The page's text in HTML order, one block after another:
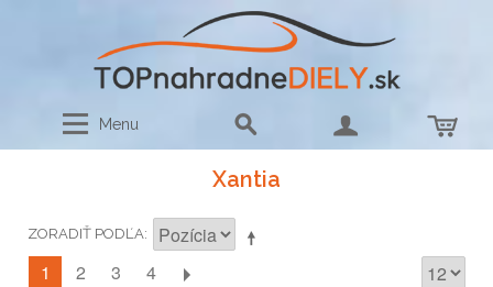
Menu
Xantia
ZORADIŤ PODĽA
1 2 3 4